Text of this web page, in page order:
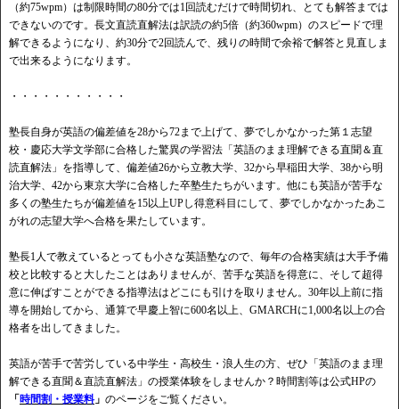
（約75wpm）は制限時間の80分では1回読むだけで時間切れ、とても解答までは
できないのです。長文直読直解法は訳読の約5倍（約360wpm）のスピードで理
解できるようになり、約30分で2回読んで、残りの時間で余裕で解答と見直しま
で出来るようになります。
・・・・・・・・・・・
塾長自身が英語の偏差値を28から72まで上げて、夢でしかなかった第１志望
校・慶応大学文学部に合格した驚異の学習法「英語のまま理解できる直聞＆直
読直解法」を指導して、偏差値26から立教大学、32から早稲田大学、38から明
治大学、42から東京大学に合格した卒塾生たちがいます。他にも英語が苦手な
多くの塾生たちが偏差値を15以上UPし得意科目にして、夢でしかなかったあこ
がれの志望大学へ合格を果たしています。
塾長1人で教えているとっても小さな英語塾なので、毎年の合格実績は大手予備
校と比較すると大したことはありませんが、苦手な英語を得意に、そして超得
意に伸ばすことができる指導法はどこにも引けを取りません。30年以上前に指
導を開始してから、通算で早慶上智に600名以上、GMARCHに1,000名以上の合
格者を出してきました。
英語が苦手で苦労している中学生・高校生・浪人生の方、ぜひ「英語のまま理
解できる直聞＆直読直解法」の授業体験をしませんか？時間割等は公式HPの
「 時間割・授業料 」 のページをご覧ください。